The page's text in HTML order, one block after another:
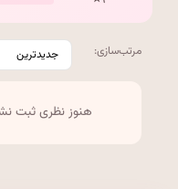
مرتب‌سازی:
هنوز نظری ثبت